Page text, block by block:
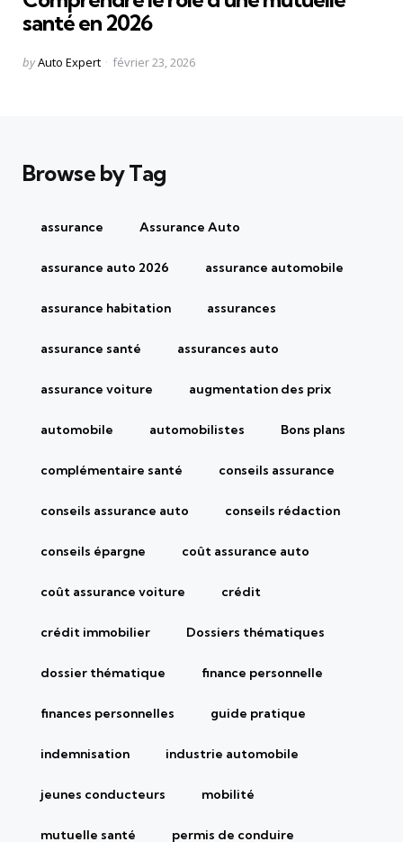
santé en 2026
Posted
byAuto Expert février 23, 2026
Browse by Tag
assurance Assurance Auto
assurance auto 2026 assurance automobile
assurance habitation assurances
assurance santé assurances auto
assurance voiture augmentation des prix
automobile automobilistes Bons plans
complémentaire santé conseils assurance
conseils assurance auto conseils rédaction
conseils épargne coût assurance auto
coût assurance voiture crédit
crédit immobilier Dossiers thématiques
dossier thématique finance personnelle
finances personnelles guide pratique
indemnisation industrie automobile
jeunes conducteurs mobilité
mutuelle santé permis de conduire